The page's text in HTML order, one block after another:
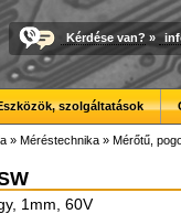
Kérdése van? »
szolgáltatások
» Méréstechnika » Mérőtű,
1mm, 60V